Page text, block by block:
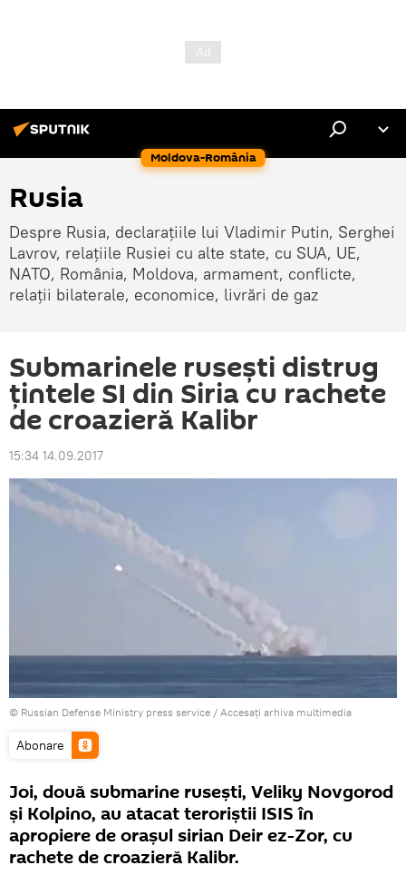
Moldova-România
Rusia
Despre Rusia, declarațiile lui Vladimir Putin, Serghei
Lavrov, relațiile Rusiei cu alte state, cu SUA, UE,
NATO, România, Moldova, armament, conflicte,
relații bilaterale, economice, livrări de gaz
Submarinele rusești distrug
țintele SI din Siria cu rachete
de croazieră Kalibr
15:34 14.09.2017
© Russian Defense Ministry press service / Accesați arhiva multimedia
Abonare
Joi, două submarine rusești, Veliky Novgorod
și Kolpino, au atacat teroriștii ISIS în
apropiere de orașul sirian Deir ez-Zor, cu
rachete de croazieră Kalibr.